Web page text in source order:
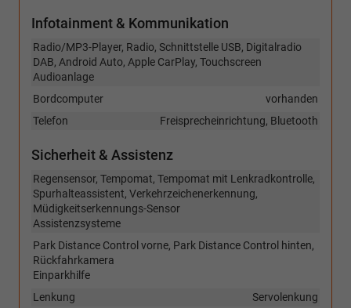
Infotainment & Kommunikation
Radio/MP3-Player, Radio, Schnittstelle USB, Digitalradio
DAB, Android Auto, Apple CarPlay, Touchscreen
Audioanlage
vorhanden
Bordcomputer
Freisprecheinrichtung, Bluetooth
Telefon
Sicherheit & Assistenz
Regensensor, Tempomat, Tempomat mit Lenkradkontrolle,
Spurhalteassistent, Verkehrzeichenerkennung,
Müdigkeitserkennungs-Sensor
Assistenzsysteme
Park Distance Control vorne, Park Distance Control hinten,
Rückfahrkamera
Einparkhilfe
Servolenkung
Lenkung